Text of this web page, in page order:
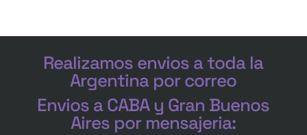
Realizamos envios a toda la
Argentina por correo
Envios a CABA y Gran Buenos
Aires por mensajeria: